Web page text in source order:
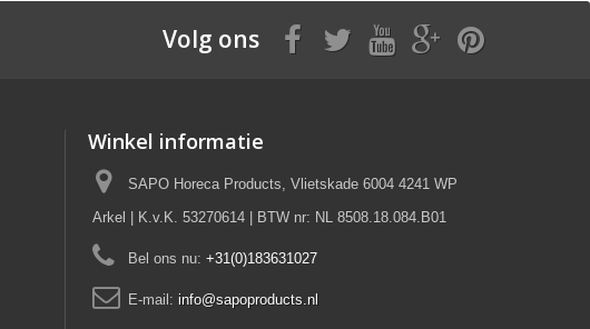
Volg ons
Winkel informatie
SAPO Horeca Products, Vlietskade 6004 4241 WP
Arkel | K.v.K. 53270614 | BTW nr: NL 8508.18.084.B01
Bel ons nu: +31(0)183631027
E-mail: info@sapoproducts.nl